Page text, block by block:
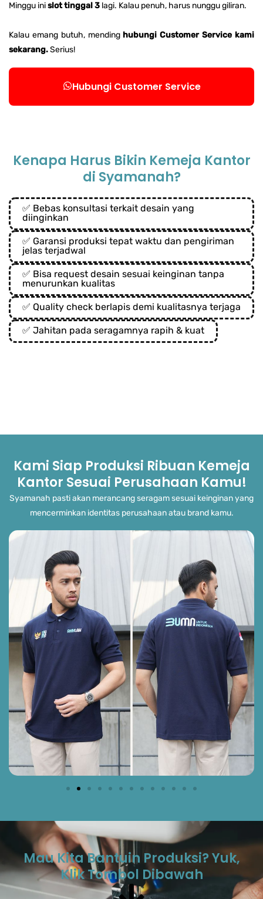
Minggu inislot tinggal 3 lagi. Kalau penuh, harus nunggu giliran.
Kalau emang butuh, mending hubungi Customer Service kami
sekarang.Serius!
Hubungi Customer Service
Kenapa Harus Bikin Kemeja Kantor
di Syamanah?
✅ Bebas konsultasi terkait desain yang
diinginkan
✅ Garansi produksi tepat waktu dan pengiriman
jelas terjadwal
✅ Bisa request desain sesuai keinginan tanpa
menurunkan kualitas
✅ Quality check berlapis demi kualitasnya terjaga
✅ Jahitan pada seragamnya rapih & kuat
Kami Siap Produksi Ribuan Kemeja
Kantor Sesuai Perusahaan Kamu!
Syamanah pasti akan merancang seragam sesuai keinginan yang
mencerminkan identitas perusahaan atau brand kamu.
Mau Kita Bantuin Produksi? Yuk,
Klik Tombol Dibawah